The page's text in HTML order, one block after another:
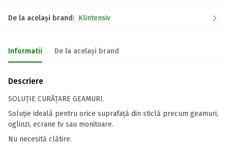
De la același brand: Klintensiv
Informatii De la același brand
Descriere
SOLUȚIE CURĂȚARE GEAMURI.
Soluție ideală pentru orice suprafaţă din sticlă precum geamuri,
oglinzi, ecrane tv sau monitoare.
Nu necesită clătire.